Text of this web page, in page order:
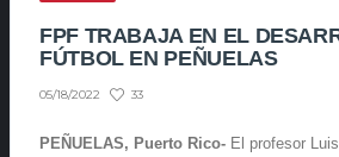
FPF TRABAJA EN EL
FÚTBOL EN PEÑUELAS
05/18/2022 33
PEÑUELAS, Puerto Rico- El profesor